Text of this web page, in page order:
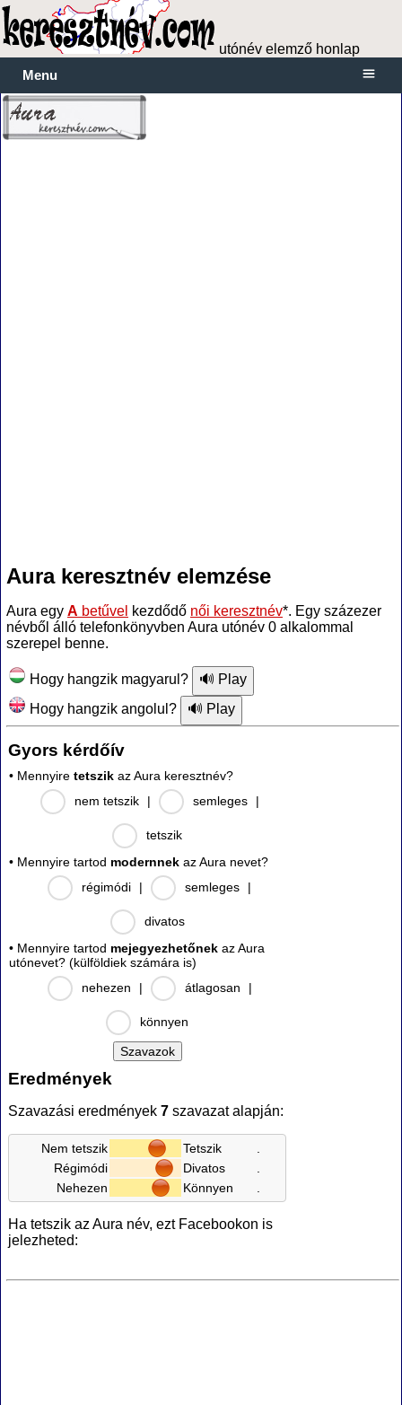
utónév elemző honlap
Menu
Aura keresztnév elemzése
Aura egy A betűvel kezdődő női keresztnév*. Egy százezer
névből álló telefonkönyvben Aura utónév 0 alkalommal
szerepel benne.
Hogy hangzik magyarul?
Hogy hangzik angolul?
Gyors kérdőív
• Mennyire tetszik az Aura keresztnév?
nem tetszik
| semleges |
tetszik
• Mennyire tartod modernnek az Aura nevet?
régimódi
| semleges |
divatos
• Mennyire tartod mejegyezhetőnek az Aura
utónevet? (külföldiek számára is)
nehezen
| átlagosan |
könnyen
Eredmények
Szavazási eredmények 7 szavazat alapján:
Nem tetszik Tetszik
Régimódi
Divatos
Nehezen
Könnyen
Ha tetszik az Aura név, ezt Facebookon is
jelezheted: